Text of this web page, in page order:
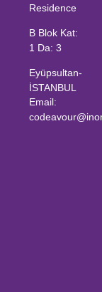
Residence
B Blok Kat:
1 Da: 3
Eyüpsultan-
İSTANBUL
Email: